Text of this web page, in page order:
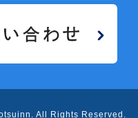
. All Rights Reserved.